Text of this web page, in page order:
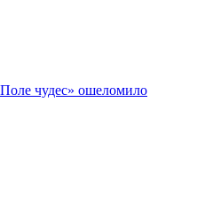
чудес» ошеломило